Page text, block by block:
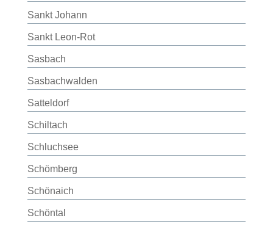
Sankt Johann
Sankt Leon-Rot
Sasbach
Sasbachwalden
Satteldorf
Schiltach
Schluchsee
Schömberg
Schönaich
Schöntal